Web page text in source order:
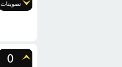
تصويتات
0